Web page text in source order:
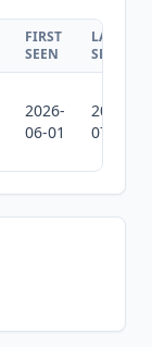
FIRST
SEEN
LAST
SEEN
2026-
06-01
2026-
07-10